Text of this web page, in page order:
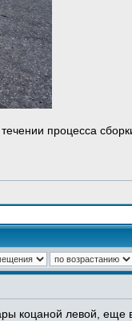
процесса
коцаной левой, еще